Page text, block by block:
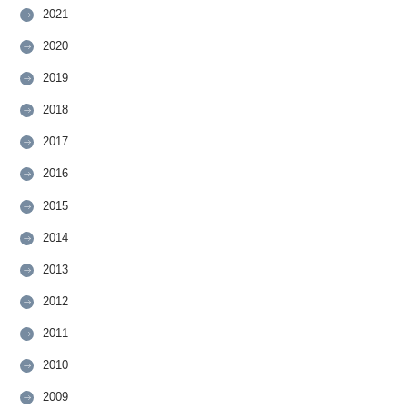
2021
2020
2019
2018
2017
2016
2015
2014
2013
2012
2011
2010
2009